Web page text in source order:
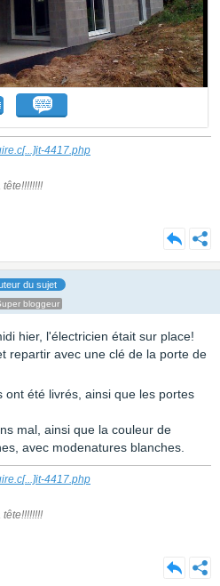
[...]it-4417.php
du sujet
bloggeur
hier, l'électricien était sur place!
repartir avec une clé de la porte de
ont été livrés, ainsi que les portes
mal, ainsi que la couleur de
avec modenatures blanches.
[...]it-4417.php